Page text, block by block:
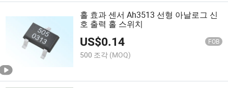
홀 효과 센서 Ah3513 선형 아날로그 신
호 출력 홀 스위치
US$0.14 FOB
500 조각 (MOQ)